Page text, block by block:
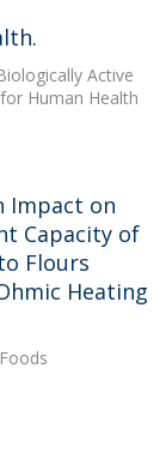
Active
Human Health
Impact on
Capacity of
Flours
Heating